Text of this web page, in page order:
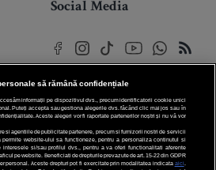
Social Media
© 2026 Internet Corp SRL
Toate drepturile rezervate
să rămână confidențiale
informații pe dispozitivul dvs., precum identificatorii cookie unici
Puteți accepta sau gestiona alegerile dvs. făcând clic mai jos sau în
Aceste alegeri vor fi raportate partenerilor noștri și nu vă vor
si agentiile de publicitate partenere, precum si furnizorii nostri de servicii
website-ului sa functioneze, pentru a personaliza continutul si
si/sau profilul dvs., pentru a va oferi functionalitati aferente
pe website. Beneficiati de drepturile prevazute de art. 15-22 din GDPR
personal. Aceste drepturi pot fi exercitate prin modalitatea indicata aici